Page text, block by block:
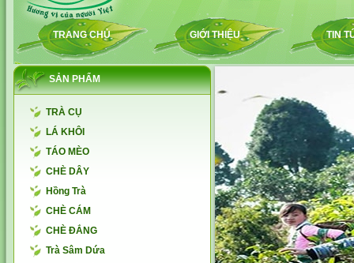
TRANG CHỦ GIỚI THIỆU TIN
SẢN PHẨM
TRÀ CỤ
LÁ KHÔI
TÁO MÈO
CHÈ DÂY
Hồng Trà
CHÈ CÁM
CHÈ ĐẮNG
Trà Sâm Dứa